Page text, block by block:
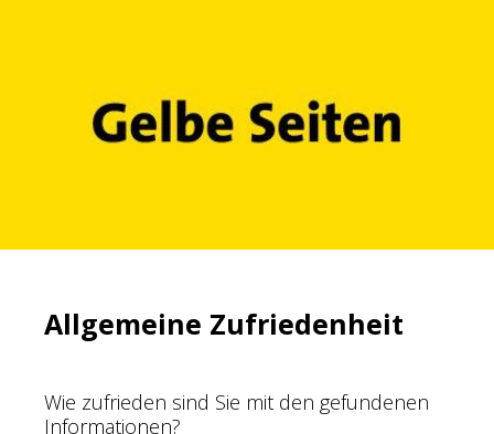
Allgemeine Zufriedenheit
Wie zufrieden sind Sie mit den gefundenen
Informationen?